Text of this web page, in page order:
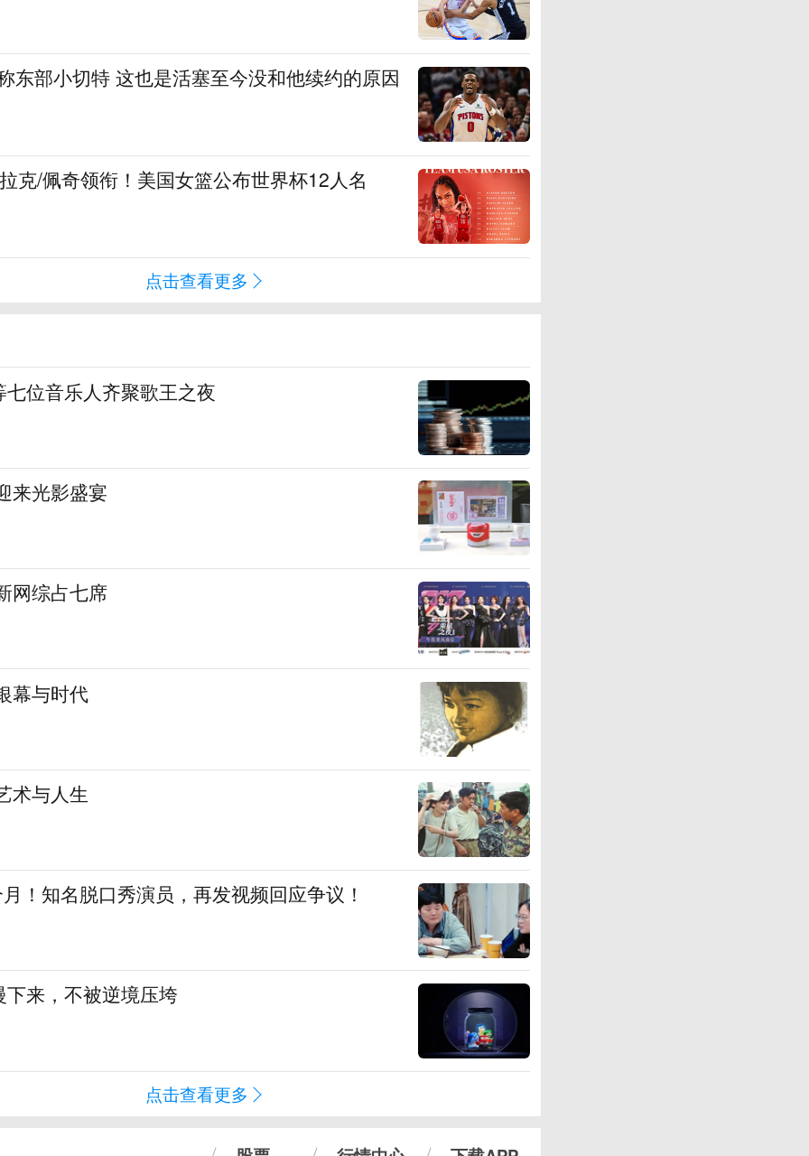
东部小切特 这也是活塞至今没和他续约的原因
克/佩奇领衔！美国女篮公布世界杯12人名
点击查看更多
位音乐人齐聚歌王之夜
来光影盛宴
网综占七席
幕与时代
术与人生
！知名脱口秀演员，再发视频回应争议！
来，不被逆境压垮
点击查看更多